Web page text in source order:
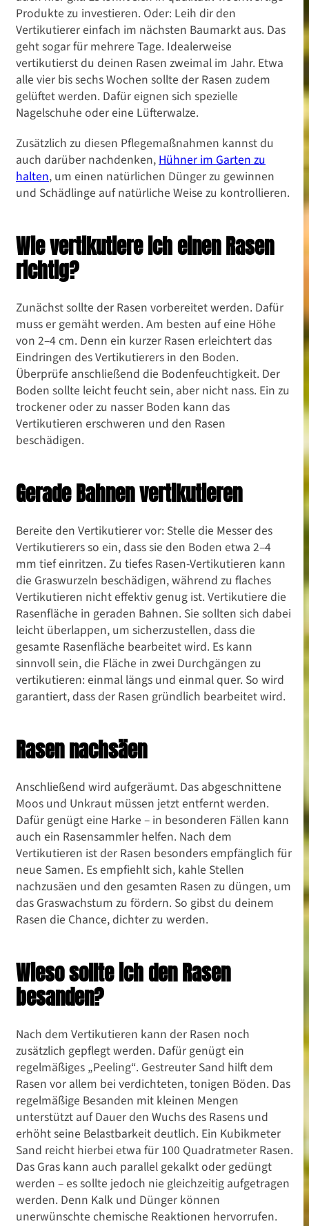
Gartenideen
Rasen vertikutieren:
Leitfaden für einen
gesunden und dichten
Rasen
Produkte zu investieren. Oder: Leih dir den
Vertikutierer einfach im nächsten Baumarkt aus. Das
geht sogar für mehrere Tage. Idealerweise
vertikutierst du deinen Rasen zweimal im Jahr. Etwa
alle vier bis sechs Wochen sollte der Rasen zudem
gelüftet werden. Dafür eignen sich spezielle
Nagelschuhe oder eine Lüfterwalze.
Zusätzlich zu diesen Pflegemaßnahmen kannst du
auch darüber nachdenken, Hühner im Garten zu
halten, um einen natürlichen Dünger zu gewinnen
und Schädlinge auf natürliche Weise zu kontrollieren.
Wie vertikutiere ich einen Rasen
richtig?
Zunächst sollte der Rasen vorbereitet werden. Dafür
muss er gemäht werden. Am besten auf eine Höhe
von 2–4 cm. Denn ein kurzer Rasen erleichtert das
Eindringen des Vertikutierers in den Boden.
Überprüfe anschließend die Bodenfeuchtigkeit. Der
Boden sollte leicht feucht sein, aber nicht nass. Ein zu
trockener oder zu nasser Boden kann das
Vertikutieren erschweren und den Rasen
beschädigen.
Gerade Bahnen vertikutieren
Bereite den Vertikutierer vor: Stelle die Messer des
Vertikutierers so ein, dass sie den Boden etwa 2–4
mm tief einritzen. Zu tiefes Rasen-Vertikutieren kann
die Graswurzeln beschädigen, während zu flaches
Vertikutieren nicht effektiv genug ist. Vertikutiere die
Rasenfläche in geraden Bahnen. Sie sollten sich dabei
leicht überlappen, um sicherzustellen, dass die
gesamte Rasenfläche bearbeitet wird. Es kann
sinnvoll sein, die Fläche in zwei Durchgängen zu
vertikutieren: einmal längs und einmal quer. So wird
garantiert, dass der Rasen gründlich bearbeitet wird.
Rasen nachsäen
Anschließend wird aufgeräumt. Das abgeschnittene
Moos und Unkraut müssen jetzt entfernt werden.
Dafür genügt eine Harke – in besonderen Fällen kann
auch ein Rasensammler helfen. Nach dem
Vertikutieren ist der Rasen besonders empfänglich für
neue Samen. Es empfiehlt sich, kahle Stellen
nachzusäen und den gesamten Rasen zu düngen, um
das Graswachstum zu fördern. So gibst du deinem
Rasen die Chance, dichter zu werden.
Wieso sollte ich den Rasen
besanden?
Nach dem Vertikutieren kann der Rasen noch
zusätzlich gepflegt werden. Dafür genügt ein
regelmäßiges „Peeling“. Gestreuter Sand hilft dem
Rasen vor allem bei verdichteten, tonigen Böden. Das
regelmäßige Besanden mit kleinen Mengen
unterstützt auf Dauer den Wuchs des Rasens und
erhöht seine Belastbarkeit deutlich. Ein Kubikmeter
Sand reicht hierbei etwa für 100 Quadratmeter Rasen.
Das Gras kann auch parallel gekalkt oder gedüngt
werden – es sollte jedoch nie gleichzeitig aufgetragen
werden. Denn Kalk und Dünger können
unerwünschte chemische Reaktionen hervorrufen.